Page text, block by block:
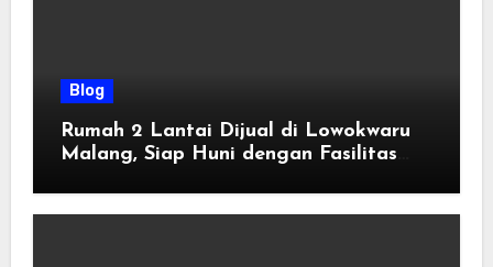
Blog
Rumah 2 Lantai Dijual di Lowokwaru
Malang, Siap Huni dengan Fasilitas